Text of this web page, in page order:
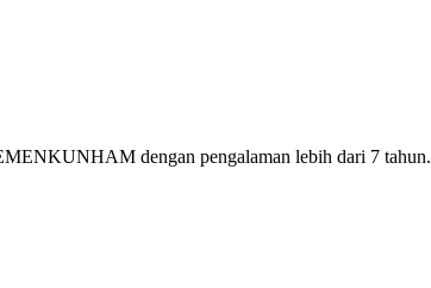
dengan pengalaman lebih dari 7 tahun.